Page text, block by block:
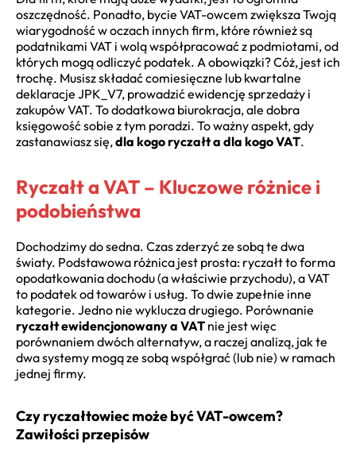
oszczędność. Ponadto, bycie VAT-owcem zwiększa Twoją
wiarygodność w oczach innych firm, które również są
podatnikami VAT i wolą współpracować z podmiotami, od
których mogą odliczyć podatek. A obowiązki? Cóż, jest ich
trochę. Musisz składać comiesięczne lub kwartalne
deklaracje JPK_V7, prowadzić ewidencję sprzedaży i
zakupów VAT. To dodatkowa biurokracja, ale dobra
księgowość sobie z tym poradzi. To ważny aspekt, gdy
zastanawiasz się,dla kogo ryczałt a dla kogo VAT.
Ryczałt a VAT – Kluczowe różnice i
podobieństwa
Dochodzimy do sedna. Czas zderzyć ze sobą te dwa
światy. Podstawowa różnica jest prosta: ryczałt to forma
opodatkowania dochodu (a właściwie przychodu), a VAT
to podatek od towarów i usług. To dwie zupełnie inne
kategorie. Jedno nie wyklucza drugiego. Porównanie
ryczałt ewidencjonowany a VAT nie jest więc
porównaniem dwóch alternatyw, a raczej analizą, jak te
dwa systemy mogą ze sobą współgrać (lub nie) w ramach
jednej firmy.
Czy ryczałtowiec może być VAT-owcem?
Zawiłości przepisów